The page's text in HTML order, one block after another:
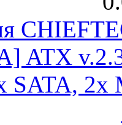
ATX
SATA, 2x